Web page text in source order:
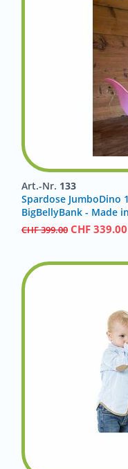
Art.-Nr. 133
Spardose JumboDino
BigBellyBank - Made
CHF399.00 CHF 339.00